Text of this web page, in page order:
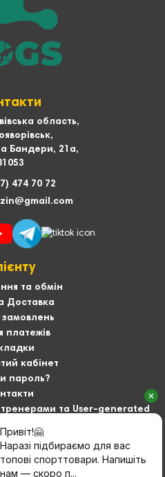
область,
Бандери, 21а,
474 70 72
та обмін
Доставка
замовлень
платежів
кабінет
пароль?
тренерами та User-generated
даних